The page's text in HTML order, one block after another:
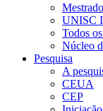
UNISC
Todos
Núcleo
Pesquisa
A
CEUA
CEP